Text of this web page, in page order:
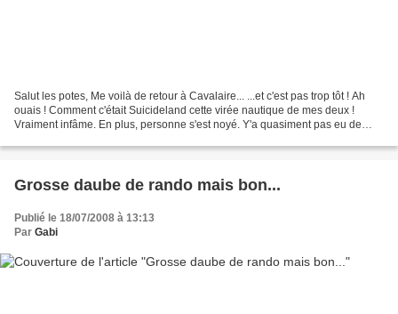
Salut les potes, Me voilà de retour à Cavalaire... ...et c'est pas trop tôt ! Ah
ouais ! Comment c'était Suicideland cette virée nautique de mes deux !
Vraiment infâme. En plus, personne s'est noyé. Y'a quasiment pas eu de
Grosse daube de rando mais bon...
Publié le 18/07/2008 à 13:13
Par Gabi